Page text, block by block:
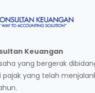
Keuangan
yang bergerak
pajak yang telah